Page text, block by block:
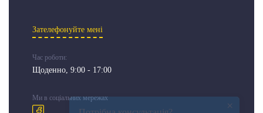
Зателефонуйте мені
Час роботи:
Щоденно, 9:00 - 17:00
Ми в соціальних мережах
×